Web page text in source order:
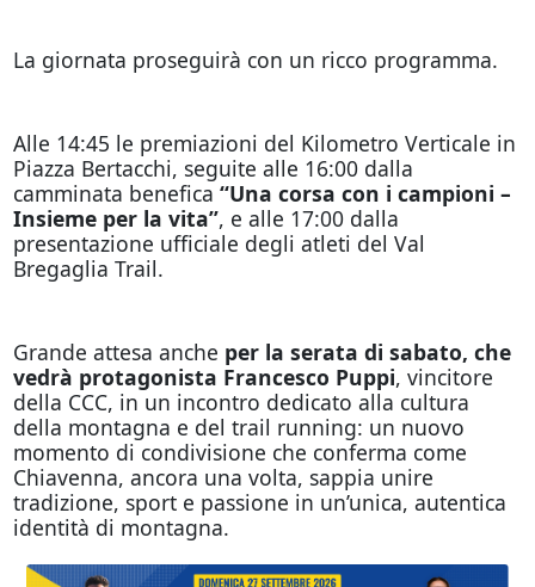
La giornata proseguirà con un ricco programma.
Alle 14:45 le premiazioni del Kilometro Verticale in
Piazza Bertacchi, seguite alle 16:00 dalla
camminata benefica “Una corsa con i campioni –
Insieme per la vita”, e alle 17:00 dalla
presentazione ufficiale degli atleti del Val
Bregaglia Trail.
Grande attesa anche per la serata di sabato, che
vedrà protagonista Francesco Puppi, vincitore
della CCC, in un incontro dedicato alla cultura
della montagna e del trail running: un nuovo
momento di condivisione che conferma come
Chiavenna, ancora una volta, sappia unire
tradizione, sport e passione in un’unica, autentica
identità di montagna.